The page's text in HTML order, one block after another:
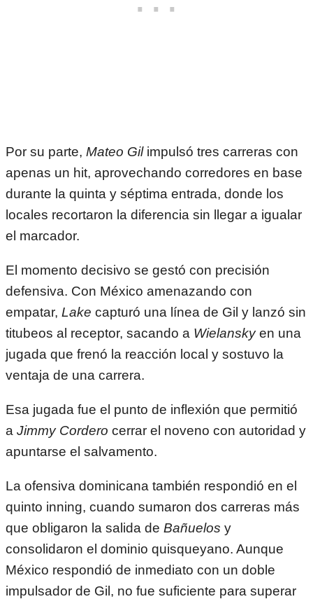
Por su parte, Mateo Gilimpulsó tres carreras con
apenas un hit, aprovechando corredores en base
durante la quinta y séptima entrada, donde los
locales recortaron la diferencia sin llegar a igualar
el marcador.
El momento decisivo se gestó con precisión
defensiva. Con México amenazando con
empatar, Lake capturó una línea de Gil y lanzó sin
titubeos al receptor, sacando a Wielanskyen una
jugada que frenó la reacción local y sostuvo la
ventaja de una carrera.
Esa jugada fue el punto de inflexión que permitió
a Jimmy Cordero cerrar el noveno con autoridad y
apuntarse el salvamento.
La ofensiva dominicana también respondió en el
quinto inning, cuando sumaron dos carreras más
que obligaron la salida de Bañuelos y
consolidaron el dominio quisqueyano. Aunque
México respondió de inmediato con un doble
impulsador de Gil, no fue suficiente para superar